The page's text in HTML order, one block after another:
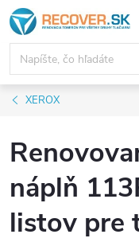
Prejsť
na
obsah
XEROX
náplň
listov pre